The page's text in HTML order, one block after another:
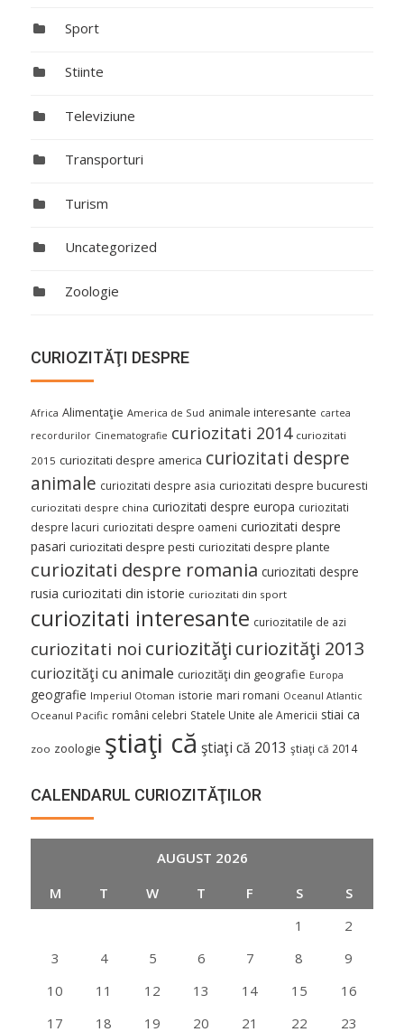
Sport
Stiinte
Televiziune
Transporturi
Turism
Uncategorized
Zoologie
CURIOZITĂŢI DESPRE
Africa Alimentaţie America de Sud animale interesante cartea
recordurilor Cinematografie curiozitati 2014 curiozitati
2015 curiozitati despre america curiozitati despre
animale curiozitati despre asia curiozitati despre bucuresti
curiozitati despre china curiozitati despre europa curiozitati
despre lacuri curiozitati despre oameni curiozitati despre
pasari curiozitati despre pesti curiozitati despre plante
curiozitati despre romania curiozitati despre
rusia curiozitati din istorie curiozitati din sport
curiozitati interesante curiozitatile de azi
curiozitati noi curiozităţi curiozităţi 2013
curiozităţi cu animale curiozităţi din geografie Europa
geografie Imperiul Otoman istorie mari romani Oceanul Atlantic
Oceanul Pacific români celebri Statele Unite ale Americii stiai ca
zoo zoologie ştiaţi că ştiaţi că 2013 ştiaţi că 2014
CALENDARUL CURIOZITĂŢILOR
AUGUST 2026
M
T W T F S
S
1
2
3
4 5 6 7 8
9
10
11 12 13 14 15
16
17
18 19 20 21 22 23